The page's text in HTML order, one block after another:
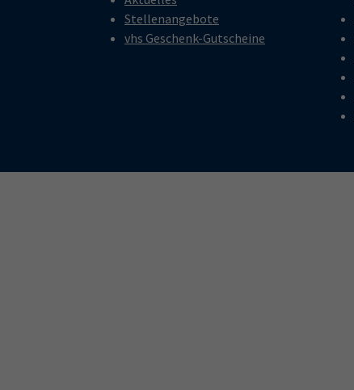
Stellenangebote
vhs Geschenk-Gutscheine